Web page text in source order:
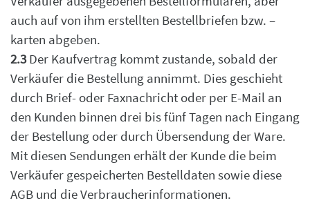
auch auf von ihm erstellten Bestellbriefen bzw. –
karten abgeben.
2.3 Der Kaufvertrag kommt zustande, sobald der
Verkäufer die Bestellung annimmt. Dies geschieht
durch Brief- oder Faxnachricht oder per E-Mail an
den Kunden binnen drei bis fünf Tagen nach Eingang
der Bestellung oder durch Übersendung der Ware.
Mit diesen Sendungen erhält der Kunde die beim
Verkäufer gespeicherten Bestelldaten sowie diese
AGB und die Verbraucherinformationen.